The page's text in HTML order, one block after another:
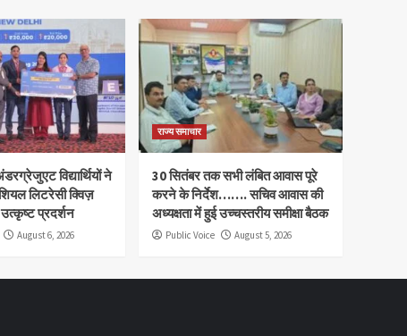
विद्यार्थियों ने
लिटरेसी क्विज़
प्रदर्शन
August 6, 2026
राज्य समाचार
30 सितंबर तक सभी लंबित आवास पूरे
करने के निर्देश……. सचिव आवास की
अध्यक्षता में हुई उच्चस्तरीय समीक्षा बैठक
Public Voice August 5, 2026